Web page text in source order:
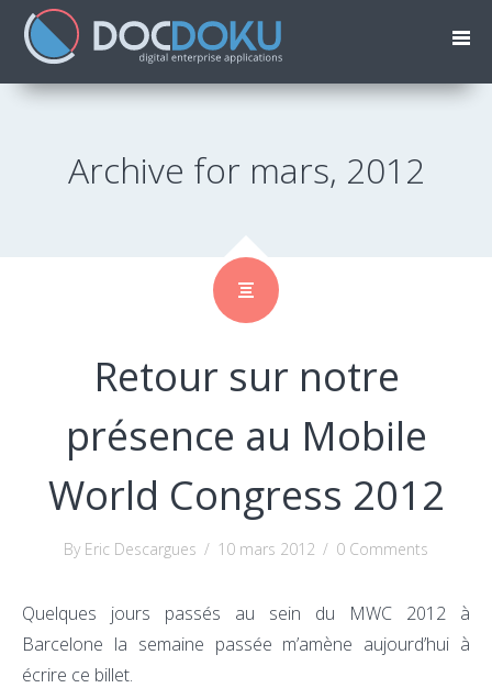
Archive for mars, 2012
Retour sur notre
présence au Mobile
World Congress 2012
By Eric Descargues / 10 mars 2012 / 0 Comments
Quelques jours passés au sein du MWC 2012 à
Barcelone la semaine passée m’amène aujourd’hui à
écrire ce billet.